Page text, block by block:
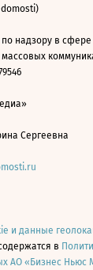
надзору в сфере
Сергеевна
и данные
в
АО «Бизнес Ньюс